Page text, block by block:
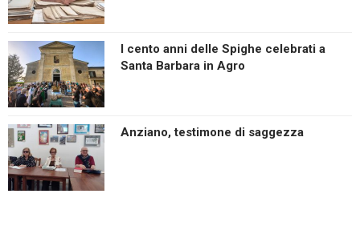
I cento anni delle Spighe celebrati a
Santa Barbara in Agro
Anziano, testimone di saggezza